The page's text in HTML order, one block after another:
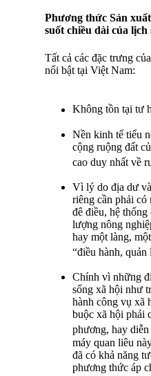
Phương thức Sản
suốt chiều dài của
Tất cả các đặc trưng
nổi bật tại Việt Nam:
Không tồn tại tư
Nền kinh tế tiểu
cộng ruộng đất
cao duy nhất về
Vì lý do địa dư
riêng cần phải
đê điều, hệ
lượng nông
hay một làng,
“điều hành,
Chính vì những
sống xã hội như
hành công vụ xã
buộc xã hội phải
phương, hay
máy quan liêu
đã có khả năng
phương thức áp